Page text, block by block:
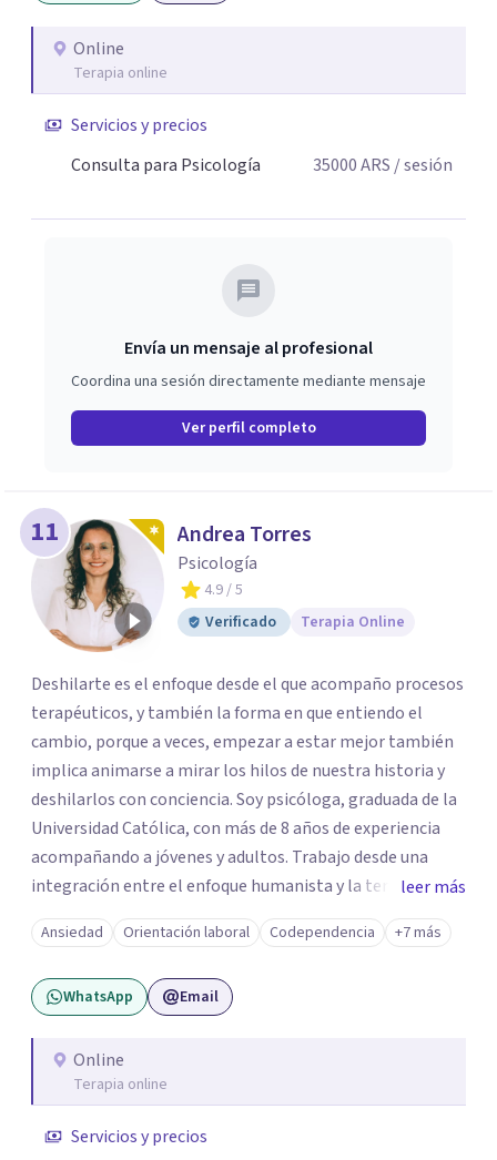
Online
Terapia online
Servicios y precios
Consulta para Psicología
35000ARS / sesión
Envía un mensaje al profesional
Coordina una sesión directamente mediante mensaje
Ver perfil completo
11 Andrea Torres
Psicología
4.9/ 5
Verificado
Terapia Online
Deshilarte es el enfoque desde el que acompaño procesos
terapéuticos, y también la forma en que entiendo el
cambio, porque a veces, empezar a estar mejor también
implica animarse a mirar los hilos de nuestra historia y
deshilarlos con conciencia. Soy psicóloga, graduada de la
Universidad Católica, con más de 8 años de experiencia
acompañando a jóvenes y adultos. Trabajo desde una
integración entre el enfoque humanista y la terapia
cognitivo-conductual (TCC), combinando una escucha
profunda, empática y sin juicios, con herramientas con
herramientas psicológicas que ayudan a reconocer
patrones, resignificar experiencias y construir cambios
puedas no solo sentirte escuchado/a, sino también
comprender lo que te pasa, identificar patrones que
afrontarlo.
leer más
Ansiedad Orientación laboral Codependencia +7 más
WhatsApp Email
Online
Terapia online
Servicios y precios